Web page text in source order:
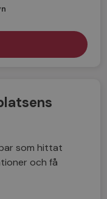
som hittat
och få